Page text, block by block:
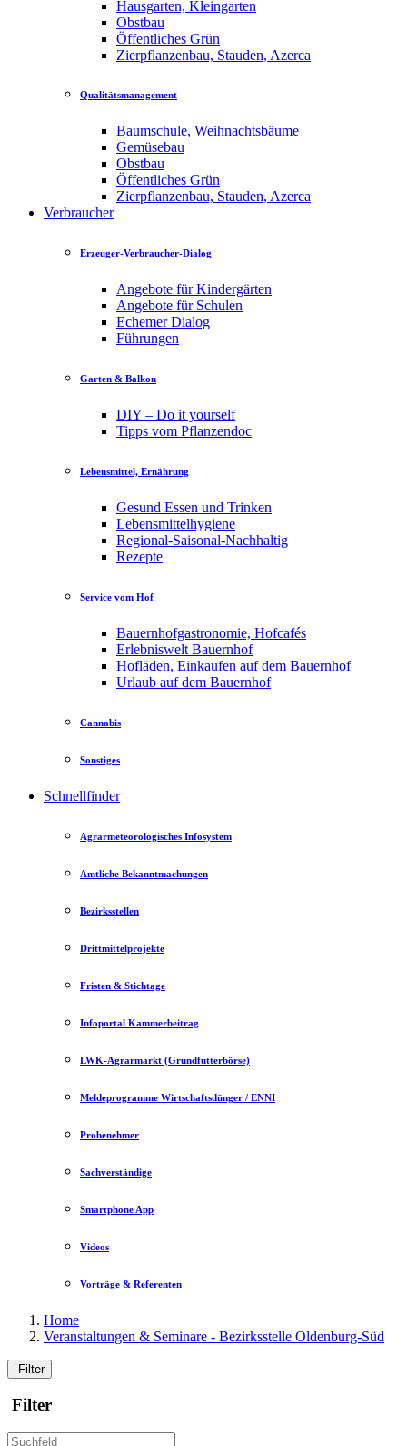
Hausgarten, Kleingarten
Obstbau
Öffentliches Grün
Zierpflanzenbau, Stauden, Azerca
Qualitätsmanagement
Baumschule, Weihnachtsbäume
Gemüsebau
Obstbau
Öffentliches Grün
Zierpflanzenbau, Stauden, Azerca
Verbraucher
Erzeuger-Verbraucher-Dialog
Angebote für Kindergärten
Angebote für Schulen
Echemer Dialog
Führungen
Garten & Balkon
DIY – Do it yourself
Tipps vom Pflanzendoc
Lebensmittel, Ernährung
Gesund Essen und Trinken
Lebensmittelhygiene
Regional-Saisonal-Nachhaltig
Rezepte
Service vom Hof
Bauernhofgastronomie, Hofcafés
Erlebniswelt Bauernhof
Hofläden, Einkaufen auf dem Bauernhof
Urlaub auf dem Bauernhof
Cannabis
Sonstiges
Schnellfinder
Agrarmeteorologisches Infosystem
Amtliche Bekanntmachungen
Bezirksstellen
Drittmittelprojekte
Fristen & Stichtage
Infoportal Kammerbeitrag
LWK-Agrarmarkt (Grundfutterbörse)
Meldeprogramme Wirtschaftsdünger / ENNI
Probenehmer
Sachverständige
Smartphone App
Videos
Vorträge & Referenten
Home
Veranstaltungen & Seminare - Bezirksstelle Oldenburg-Süd
Filter
Filter